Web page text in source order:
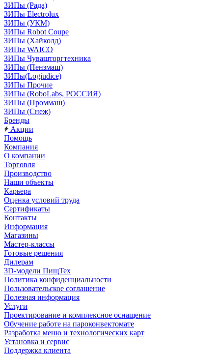
ЗИПы (Рада)
ЗИПы Electrolux
ЗИПы (УКМ)
ЗИПы Robot Coupe
ЗИПы (Хайколд)
ЗИПы WAICO
ЗИПы Чувашторгтехника
ЗИПы (Пензмаш)
ЗИПы(Logiudice)
ЗИПы Прочие
ЗИПы (RoboLabs, РОССИЯ)
ЗИПы (Проммаш)
ЗИПы (Снеж)
Бренды
Акции
Помощь
Компания
О компании
Торговля
Производство
Наши объекты
Карьера
Оценка условий труда
Сертификаты
Контакты
Информация
Магазины
Мастер-классы
Готовые решения
Дилерам
3D-модели ПищТех
Политика конфиденциальности
Пользовательское соглашение
Полезная информация
Услуги
Проектирование и комплексное оснащение
Обучение работе на пароконвектомате
Разработка меню и технологических карт
Установка и сервис
Поддержка клиента